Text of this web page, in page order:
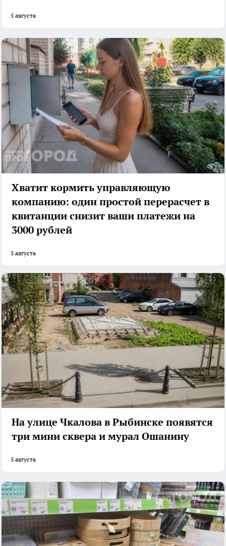
5 августа
Хватит кормить управляющую
компанию: один простой перерасчет в
квитанции снизит ваши платежи на
3000 рублей
5 августа
На улице Чкалова в Рыбинске появятся
три мини сквера и мурал Ошанину
5 августа